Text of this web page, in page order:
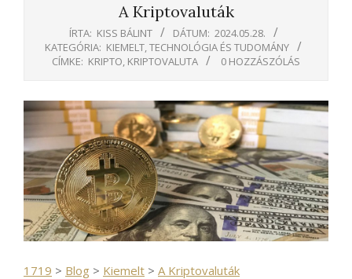
A Kriptovaluták
ÍRTA: KISS BÁLINT DÁTUM: 2024.05.28.
KATEGÓRIA: KIEMELT,TECHNOLÓGIA ÉS TUDOMÁNY
CÍMKE: KRIPTO, KRIPTOVALUTA 0 HOZZÁSZÓLÁS
1719 > Blog > Kiemelt > A Kriptovaluták